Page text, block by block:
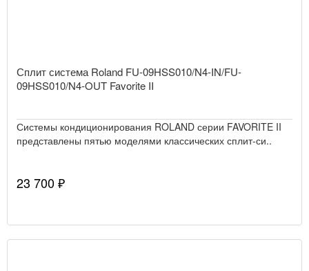
Сплит система Roland FU-09HSS010/N4-IN/FU-
09HSS010/N4-OUT Favorite II
Системы кондиционирования ROLAND серии FAVORITE II
представлены пятью моделями классических сплит-си..
23 700 ₽